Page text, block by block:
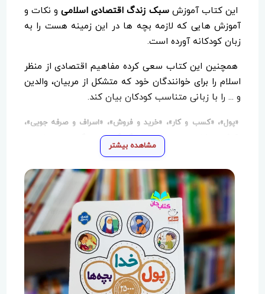
این کتاب آموزش سبک زندگ اقتصادی اسلامی و نکات و
آموزش هایی که لازمه بچه ها در این زمینه هست را به
زبان کودکانه آورده است.
همچنین این کتاب سعی کرده مفاهیم اقتصادی از منظر
اسلام را برای خوانندگان خود که متشکل از مربیان، والدین
و ... را با زبانی متناسب کودکان بیان کند.
«پول»، «کسب و کار»، «خرید و فروش»، «اسراف و صرفه جویی»،
«کمک به فقیران»، «پرسش های گوناگون» و «زنگ ضرب المثل ها»
عناوین فصل های هفت گانه این کتاب است.
نویسنده در هر فصل مرتبط با آن فصل سوالاتی را طرح
کرده و پاسخ های آنها را عنوان کرده است.
نویسنده در فصل پایانی سعی کرده ضرب المثل هایی را
که مرتبط با مسئله پول و امور مالی است را نیز طرح کند
تا فرهنگ غنی ادبی را نیز به خواننده خود منتقل میکند
مشاهده بیشتر